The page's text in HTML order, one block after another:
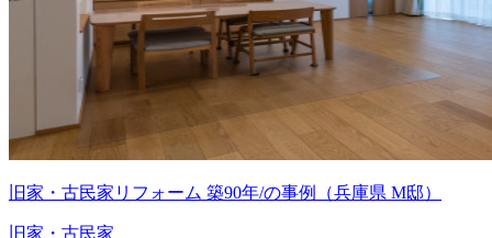
旧家・古民家リフォーム 築90年/の事例（兵庫県 M邸）
旧家・古民家